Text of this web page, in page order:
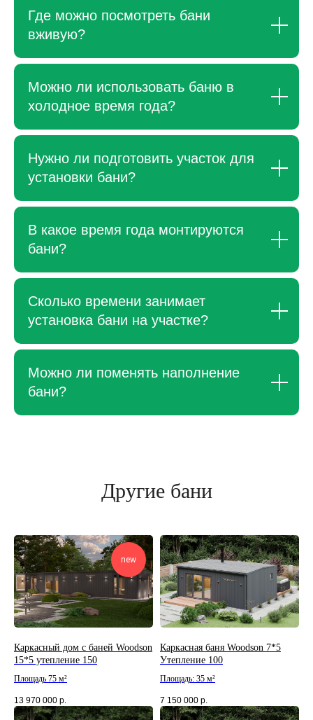
Где можно посмотреть бани
вживую?
Можно ли использовать баню в
холодное время года?
Нужно ли подготовить участок для
установки бани?
В какое время года монтируются
бани?
Сколько времени занимает
установка бани на участке?
Можно ли поменять наполнение
бани?
Другие бани
new
Каркасный дом с баней Woodson
15*5 утепление 150
Площадь 75 м²
13 970 000 р.
Каркасная баня Woodson 7*5
Утепление 100
Площадь: 35 м²
7 150 000 р.